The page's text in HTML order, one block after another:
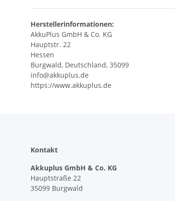
Herstellerinformationen:
AkkuPlus GmbH & Co. KG
Hauptstr. 22
Hessen
Burgwald, Deutschland, 35099
info@akkuplus.de
https://www.akkuplus.de
Kontakt
Akkuplus GmbH & Co. KG
Hauptstraße 22
35099 Burgwald